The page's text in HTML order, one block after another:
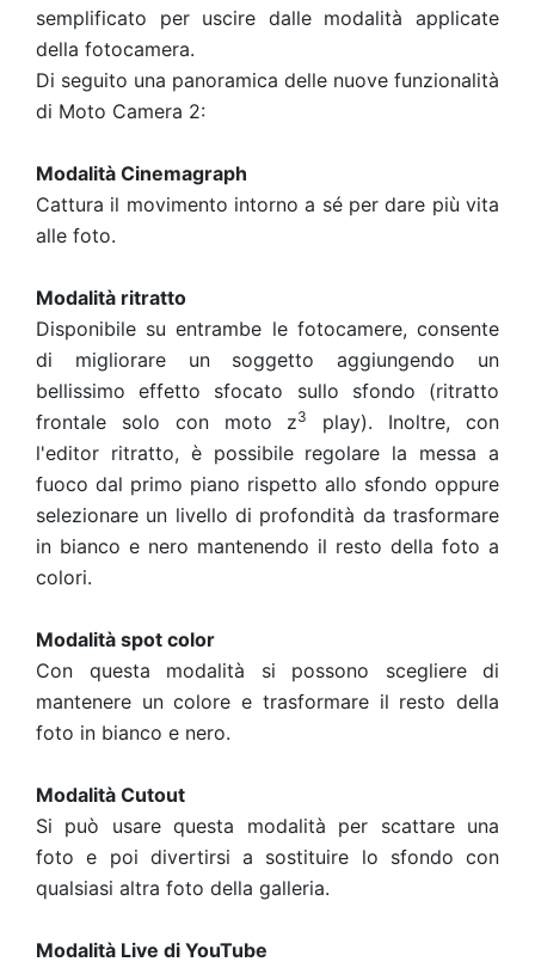
semplificato per uscire dalle modalità applicate
della fotocamera.
Di seguito una panoramica delle nuove funzionalità
di Moto Camera 2:
Modalità Cinemagraph
Cattura il movimento intorno a sé per dare più vita
alle foto.
Modalità ritratto
Disponibile su entrambe le fotocamere, consente
di migliorare un soggetto aggiungendo un
bellissimo effetto sfocato sullo sfondo (ritratto
frontale solo con moto z3
play). Inoltre, con
l'editor ritratto, è possibile regolare la messa a
fuoco dal primo piano rispetto allo sfondo oppure
selezionare un livello di profondità da trasformare
in bianco e nero mantenendo il resto della foto a
colori.
Modalità spot color
Con questa modalità si possono scegliere di
mantenere un colore e trasformare il resto della
foto in bianco e nero.
Modalità Cutout
Si può usare questa modalità per scattare una
foto e poi divertirsi a sostituire lo sfondo con
qualsiasi altra foto della galleria.
Modalità Live di YouTube